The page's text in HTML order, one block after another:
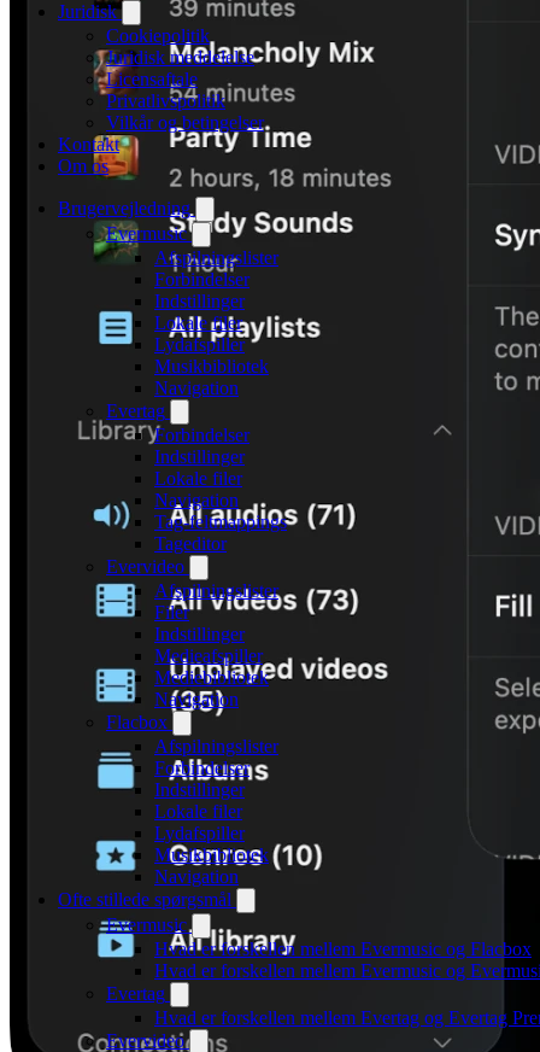
Juridisk
Cookiepolitik
Juridisk meddelelse
Licensaftale
Privatlivspolitik
Vilkår og betingelser
Kontakt
Om os
Brugervejledning
Evermusic
Afspilningslister
Forbindelser
Indstillinger
Lokale filer
Lydafspiller
Musikbibliotek
Navigation
Evertag
Forbindelser
Indstillinger
Lokale filer
Navigation
Tag-feltmappings
Tageditor
Evervideo
Afspilningslister
Filer
Indstillinger
Medieafspiller
Mediebibliotek
Navigation
Flacbox
Afspilningslister
Forbindelser
Indstillinger
Lokale filer
Lydafspiller
Musikbibliotek
Navigation
Ofte stillede spørgsmål
Evermusic
Hvad er forskellen mellem Evermusic og Flacbox
Hvad er forskellen mellem Evermusic og
Evertag
Hvad er forskellen mellem Evertag og Evertag
Evervideo